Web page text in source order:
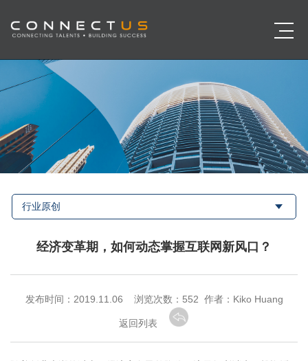
行业原创
经济变革期，如何动态掌握互联网新风口？
发布时间：2019.11.06 浏览次数： 552 作者：Kiko Huang
返回列表